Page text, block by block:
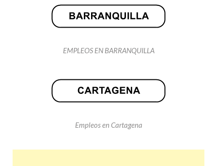
EMPLEOS EN BARRANQUILLA
Empleos en Cartagena